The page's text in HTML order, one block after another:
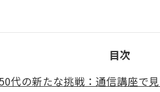
目次
50代の新たな挑戦：通信講座で